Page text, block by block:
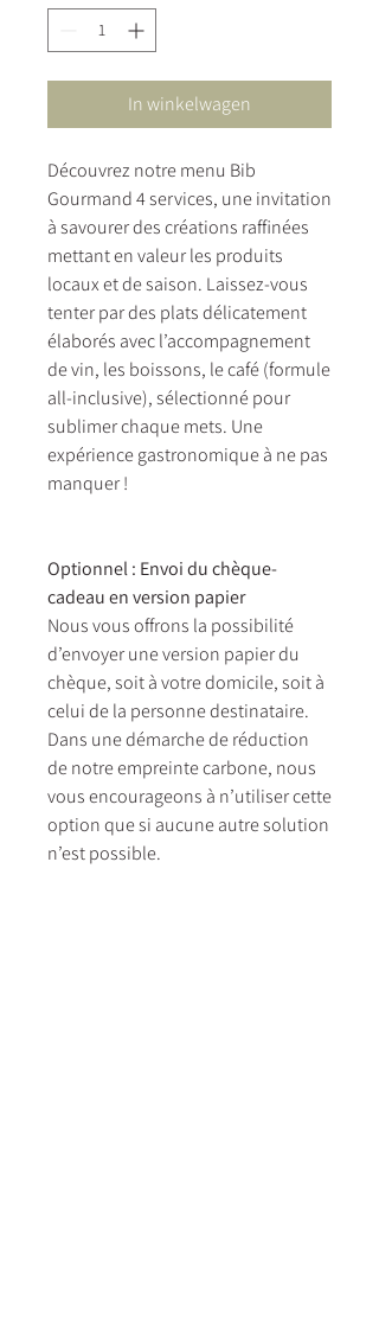
In winkelwagen
Découvrez notre menu Bib
Gourmand 4 services, une invitation
à savourer des créations raffinées
mettant en valeur les produits
locaux et de saison. Laissez-vous
tenter par des plats délicatement
élaborés avec l’accompagnement
de vin, les boissons, le café (formule
all-inclusive), sélectionné pour
sublimer chaque mets. Une
expérience gastronomique à ne pas
manquer !
Optionnel : Envoi du chèque-
cadeau en version papier
Nous vous offrons la possibilité
d’envoyer une version papier du
chèque, soit à votre domicile, soit à
celui de la personne destinataire.
Dans une démarche de réduction
de notre empreinte carbone, nous
vous encourageons à n’utiliser cette
option que si aucune autre solution
n’est possible.